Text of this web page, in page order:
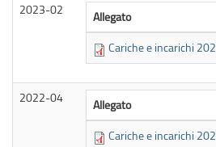
2023-02 Allegato
Cariche e incarichi
2022-04 Allegato
Cariche e incarichi